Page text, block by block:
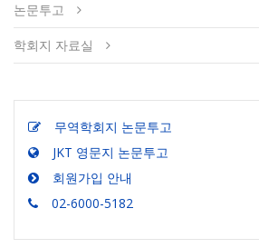
논문투고
학회지 자료실
무역학회지 논문투고
JKT 영문지 논문투고
회원가입 안내
02-6000-5182